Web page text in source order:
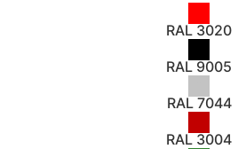
RAL 3020
RAL 9005
RAL 7044
RAL 3004